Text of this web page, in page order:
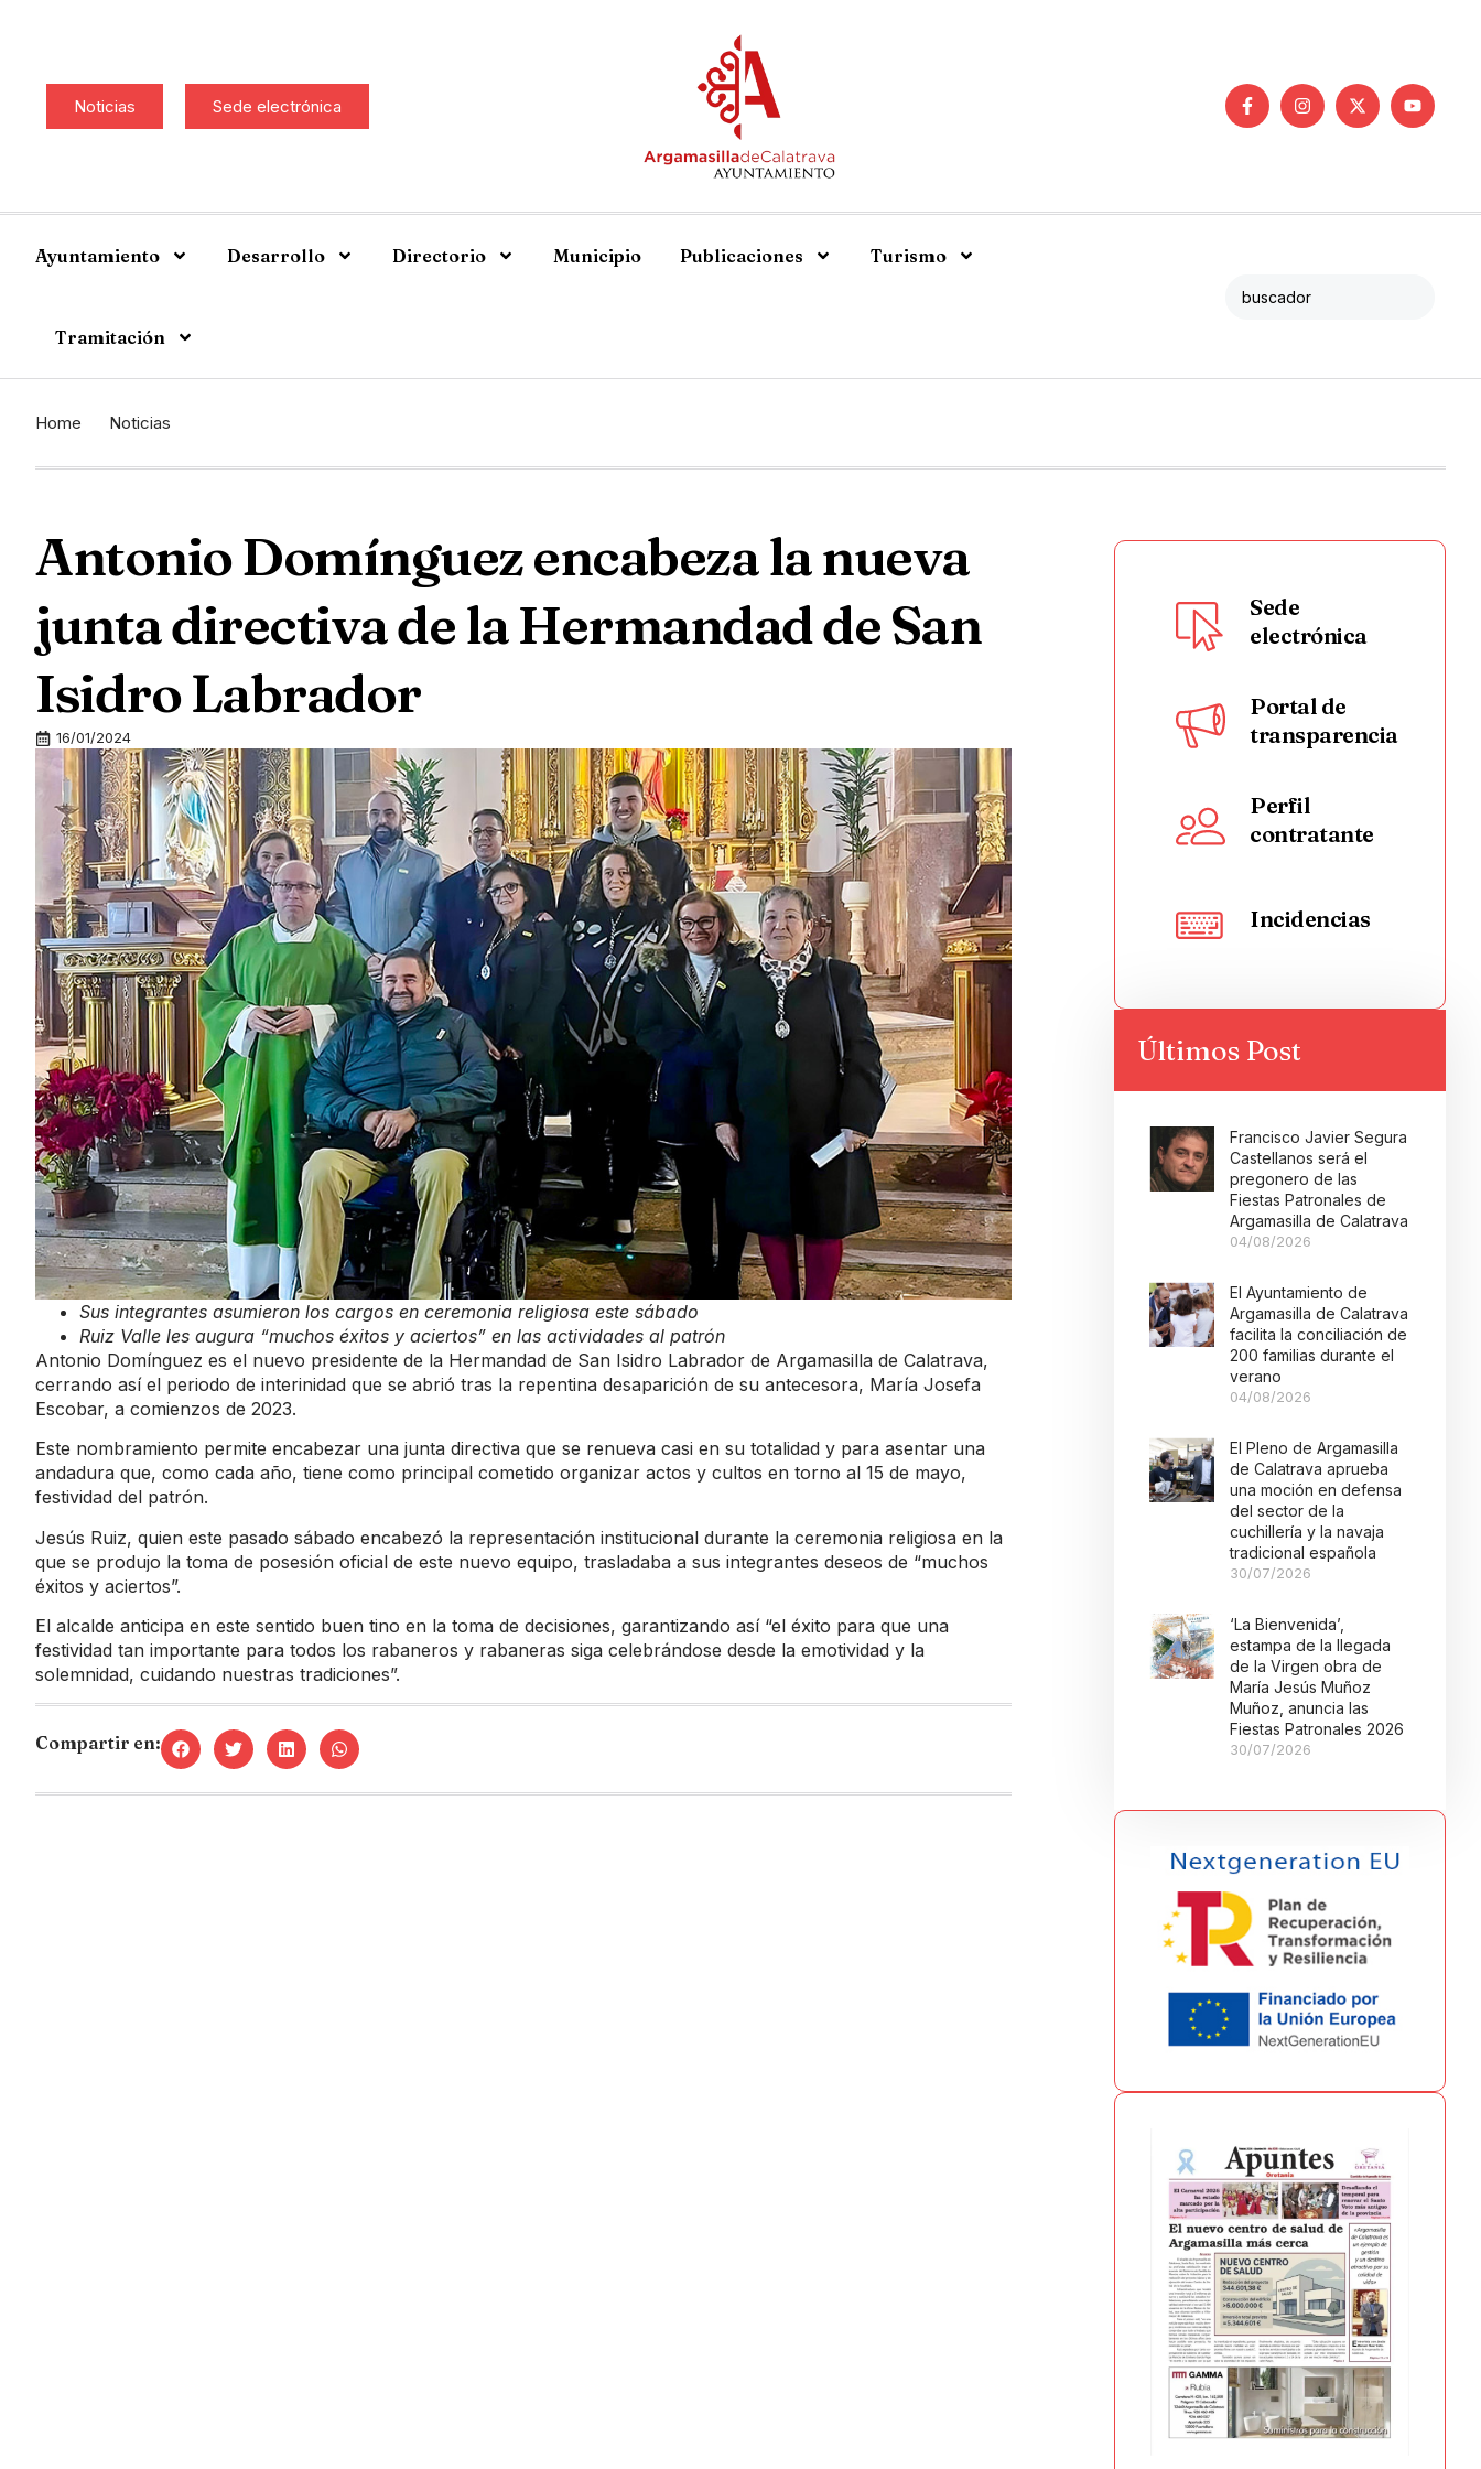
Noticias Sede electrónica
Ayuntamiento Desarrollo Directorio Municipio Publicaciones Turismo
Tramitación
Home Noticias
Antonio Domínguez encabeza la nueva
junta directiva de la Hermandad de San
Isidro Labrador
16/01/2024
Sus integrantes asumieron los cargos en ceremonia religiosa este sábado
Ruiz Valle les augura “muchos éxitos y aciertos” en las actividades al patrón
Antonio Domínguez es el nuevo presidente de la Hermandad de San Isidro Labrador de Argamasilla de Calatrava,
cerrando así el periodo de interinidad que se abrió tras la repentina desaparición de su antecesora, María Josefa
Escobar, a comienzos de 2023.
Este nombramiento permite encabezar una junta directiva que se renueva casi en su totalidad y para asentar una
andadura que, como cada año, tiene como principal cometido organizar actos y cultos en torno al 15 de mayo,
festividad del patrón.
Jesús Ruiz, quien este pasado sábado encabezó la representación institucional durante la ceremonia religiosa en la
que se produjo la toma de posesión oficial de este nuevo equipo, trasladaba a sus integrantes deseos de “muchos
éxitos y aciertos”.
El alcalde anticipa en este sentido buen tino en la toma de decisiones, garantizando así “el éxito para que una
festividad tan importante para todos los rabaneros y rabaneras siga celebrándose desde la emotividad y la
solemnidad, cuidando nuestras tradiciones”.
Compartir en:
Sede
electrónica
Portal de
transparencia
Perfil
contratante
Incidencias
Últimos Post
Francisco Javier Segura
Castellanos será el
pregonero de las
Fiestas Patronales de
Argamasilla de Calatrava
04/08/2026
El Ayuntamiento de
Argamasilla de Calatrava
facilita la conciliación de
200 familias durante el
verano
04/08/2026
El Pleno de Argamasilla
de Calatrava aprueba
una moción en defensa
del sector de la
cuchillería y la navaja
tradicional española
30/07/2026
‘La Bienvenida’,
estampa de la llegada
de la Virgen obra de
María Jesús Muñoz
Muñoz, anuncia las
Fiestas Patronales 2026
30/07/2026